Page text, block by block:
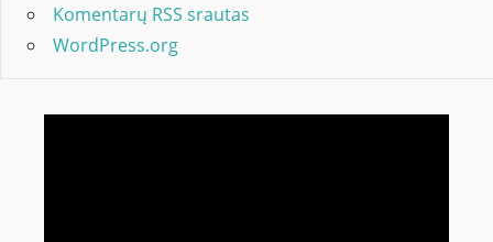
Komentarų RSS srautas
WordPress.org